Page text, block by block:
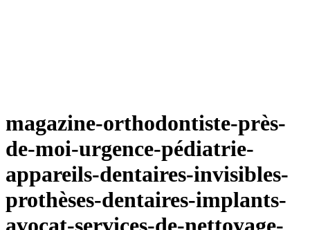
magazine-orthodontiste-près-
de-moi-urgence-pédiatrie-
appareils-dentaires-invisibles-
prothèses-dentaires-implants-